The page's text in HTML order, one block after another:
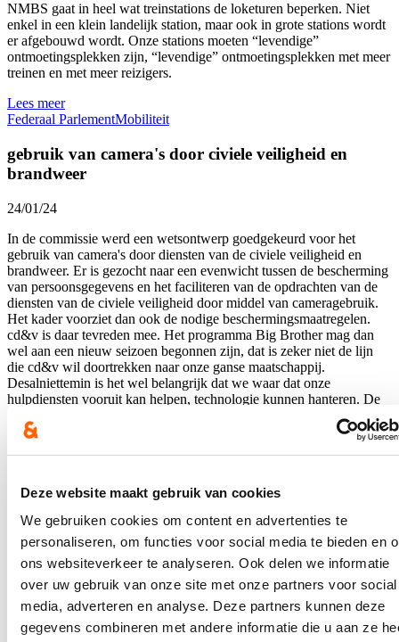
Deze website maakt gebruik van cookies
We gebruiken cookies om content en advertenties te
personaliseren, om functies voor social media te bieden en
ons websiteverkeer te analyseren. Ook delen we informatie
over uw gebruik van onze site met onze partners voor social
media, adverteren en analyse. Deze partners kunnen deze
gegevens combineren met andere informatie die u aan ze
NMBS gaat in heel wat treinstations de loketuren beperken. Niet
enkel in een klein landelijk station, maar ook in grote stations wordt
er afgebouwd wordt. Onze stations moeten “levendige”
ontmoetingsplekken zijn, “levendige” ontmoetingsplekken met meer
treinen en met meer reizigers.
Lees meer
Federaal ParlementMobiliteit
gebruik van camera's door civiele veiligheid en
brandweer
24/01/24
In de commissie werd een wetsontwerp goedgekeurd voor het
gebruik van camera's door diensten van de civiele veiligheid en
brandweer. Er is gezocht naar een evenwicht tussen de bescherming
van persoonsgegevens en het faciliteren van de opdrachten van de
diensten van de civiele veiligheid door middel van cameragebruik.
Het kader voorziet dan ook de nodige beschermingsmaatregelen.
cd&v is daar tevreden mee. Het programma Big Brother mag dan
wel aan een nieuw seizoen begonnen zijn, dat is zeker niet de lijn
die cd&v wil doortrekken naar onze ganse maatschappij.
Desalniettemin is het wel belangrijk dat we waar dat onze
hulpdiensten vooruit kan helpen, technologie kunnen hanteren. De
voordelen van het gebruik van camera’s voor verschillende van hun
opdrachten, zoals branddetectie en -preventie of het in kaart brengen
Federaal ParlementHulpverleningVeiligheid
Beweegbank in sportpark Gulden Kamer
16/01/24
Sporten en bewegen, hoeft niet altijd op topniveau of in een
sporthal. Ze kunnen bescheiden en laagdrempelig starten, én dan
vormt deze Beweegbank een uitstekende tool.